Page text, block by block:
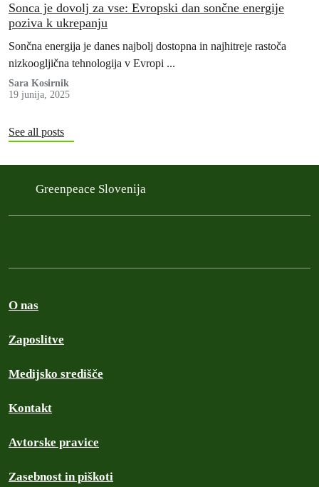
Sonca je dovolj za vse: Evropski dan sončne energije
poziva k ukrepanju
Sončna energija je danes najbolj dostopna in najhitreje rastoča
nizkoogljična tehnologija v Evropi ...
Sara Kosirnik
19 junija, 2025
See all posts
Greenpeace Slovenija
O nas
Zaposlitve
Medijsko središče
Kontakt
Avtorske pravice
Zasebnost in piškoti